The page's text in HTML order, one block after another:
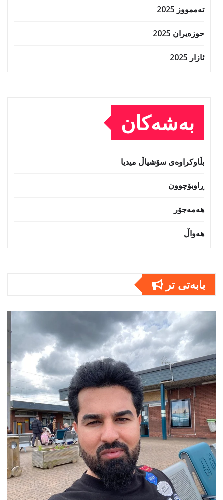
تەممووز 2025
حوزه‌یران 2025
ئازار 2025
بەشەکان
بڵاوکراوەی سۆشیاڵ میدیا
ڕاوبۆچوون
هەمەجۆر
هەواڵ
بابەتى تر